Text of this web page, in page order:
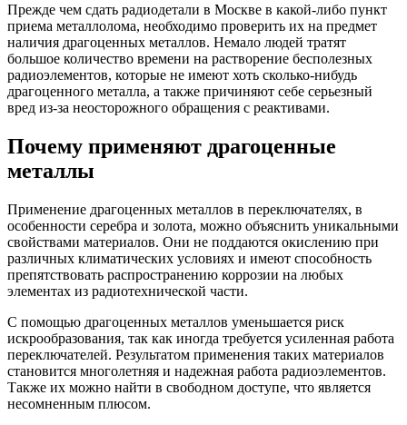
Прежде чем сдать радиодетали в Москве в какой-либо пункт
приема металлолома, необходимо проверить их на предмет
наличия драгоценных металлов. Немало людей тратят
большое количество времени на растворение бесполезных
радиоэлементов, которые не имеют хоть сколько-нибудь
драгоценного металла, а также причиняют себе серьезный
вред из-за неосторожного обращения с реактивами.
Почему применяют драгоценные
металлы
Применение драгоценных металлов в переключателях, в
особенности серебра и золота, можно объяснить уникальными
свойствами материалов. Они не поддаются окислению при
различных климатических условиях и имеют способность
препятствовать распространению коррозии на любых
элементах из радиотехнической части.
С помощью драгоценных металлов уменьшается риск
искрообразования, так как иногда требуется усиленная работа
переключателей. Результатом применения таких материалов
становится многолетняя и надежная работа радиоэлементов.
Также их можно найти в свободном доступе, что является
несомненным плюсом.